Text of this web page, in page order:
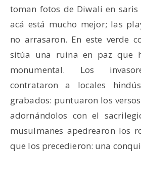
toman fotos de Diwali en saris
acá está mucho mejor; las
no arrasaron. En este verde
sitúa una ruina en paz que
monumental. Los
contrataron a locales
grabados: puntuaron los
adornándolos con el
musulmanes apedrearon los
que los precedieron: una